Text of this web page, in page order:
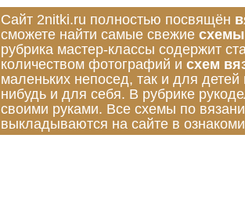
Сайт 2nitki.ru полностью посвящён
сможете найти самые свежие схемы
рубрика мастер-классы содержит
количеством фотографий и схем
маленьких непосед, так и для
нибудь и для себя. В рубрике
своими руками. Все схемы по
выкладываются на сайте в